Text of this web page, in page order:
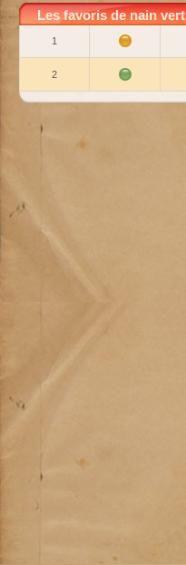
Les favoris de nain vert
1
2